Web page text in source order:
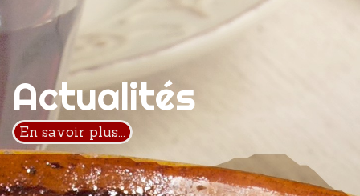
Actualités
En savoir plus...